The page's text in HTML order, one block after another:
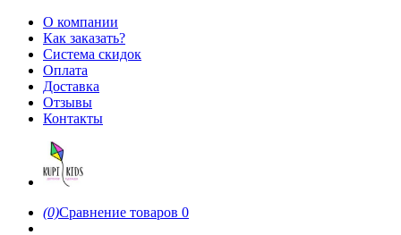
О компании
Как заказать?
Система скидок
Оплата
Доставка
Отзывы
Контакты
(0)Сравнение товаров 0